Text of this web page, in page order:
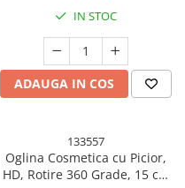
Model cu Urechi, 31 x 14.5 x
15 cm, din Plastic,
Albastru/Galben
IN STOC
ADAUGA IN COS
133557
Oglina Cosmetica cu Picior,
HD, Rotire 360 Grade, 15 cm